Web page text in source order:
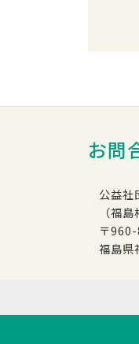
お問
公益社
（福
〒
福島県